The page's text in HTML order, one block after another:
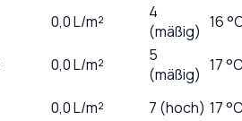
0,0L/m²
4
(mäßig) 16
0,0L/m²
5
(mäßig) 17
0,0L/m² 7 (hoch) 17